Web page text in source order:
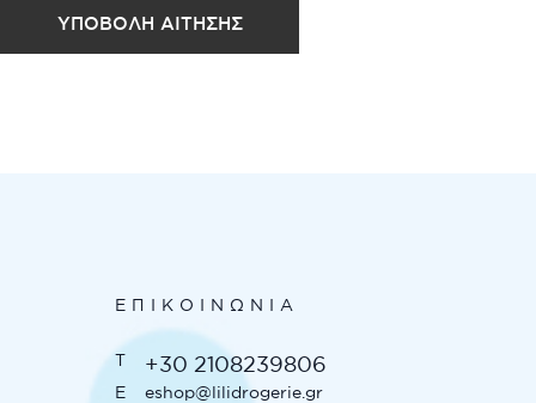
ΥΠΟΒΟΛΉ ΑΊΤΗΣΗΣ
ΕΠΙΚΟΙΝΩΝΊΑ
T +30 2108239806
E
eshop@lilidrogerie.gr